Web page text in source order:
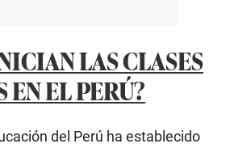
LAS CLASES
EN EL PERÚ?
del Perú ha establecido